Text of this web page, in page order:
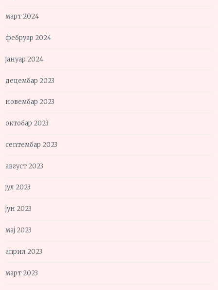
март 2024
фебруар 2024
јануар 2024
децембар 2023
новембар 2023
октобар 2023
септембар 2023
август 2023
јул 2023
јун 2023
мај 2023
април 2023
март 2023